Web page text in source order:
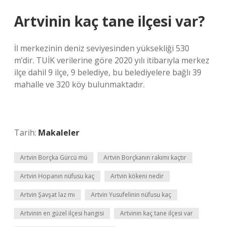
Artvinin kaç tane ilçesi var?
İl merkezinin deniz seviyesinden yüksekliği 530
m’dir. TUİK verilerine göre 2020 yılı itibarıyla merkez
ilçe dahil 9 ilçe, 9 belediye, bu belediyelere bağlı 39
mahalle ve 320 köy bulunmaktadır.
Tarih: Makaleler
Artvin Borçka Gürcü mü Artvin Borçkanın rakımı kaçtır
Artvin Hopanın nüfusu kaç Artvin kökeni nedir
Artvin Şavşat laz mı Artvin Yusufelinin nüfusu kaç
Artvinin en güzel ilçesi hangisi Artvinin kaç tane ilçesi var